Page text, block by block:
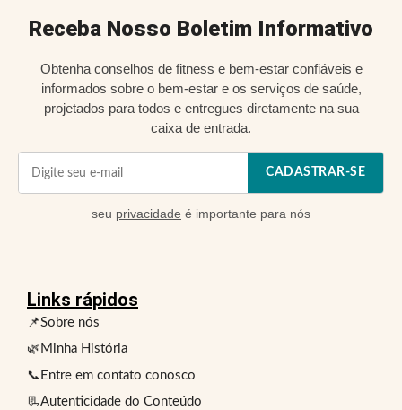
Receba Nosso Boletim Informativo
Obtenha conselhos de fitness e bem-estar confiáveis e
informados sobre o bem-estar e os serviços de saúde,
projetados para todos e entregues diretamente na sua
caixa de entrada.
CADASTRAR-SE
seu privacidade é importante para nós
Links rápidos
📌Sobre nós
🌿Minha História
📞Entre em contato conosco
📃Autenticidade do Conteúdo